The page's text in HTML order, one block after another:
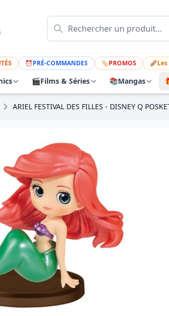
⏰PRÉ-COMMANDES 🏷PROMOS 🩹
🎬Films & Séries 📚Mangas
ARIEL FESTIVAL DES FILLES - DISNEY Q